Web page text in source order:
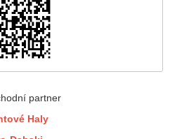
partner
Haly